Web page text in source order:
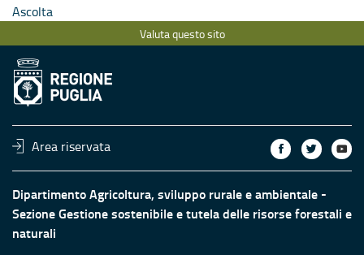
Ascolta
Valuta questo sito
Area riservata
Dipartimento Agricoltura, sviluppo rurale e ambientale -
Sezione Gestione sostenibile e tutela delle risorse forestali e
naturali